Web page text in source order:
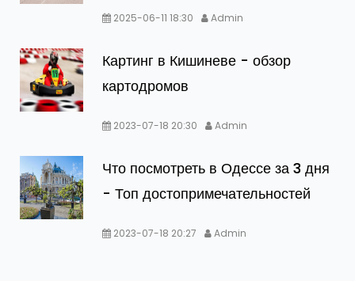
2025-06-11 18:30 Admin
Картинг в Кишиневе - обзор
картодромов
2023-07-18 20:30 Admin
Что посмотреть в Одессе за 3 дня
- Топ достопримечательностей
2023-07-18 20:27 Admin